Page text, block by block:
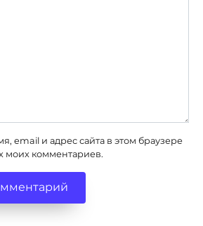
email и адрес сайта в этом браузере
моих комментариев.